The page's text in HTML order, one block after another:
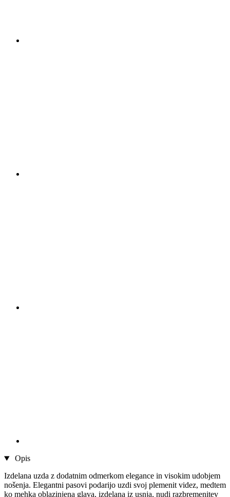
Opis
Izdelana uzda z dodatnim odmerkom elegance in visokim udobjem
nošenja. Elegantni pasovi podarijo uzdi svoj plemenit videz, medtem
ko mehka oblazinjena glava, izdelana iz usnja, nudi razbremenitev